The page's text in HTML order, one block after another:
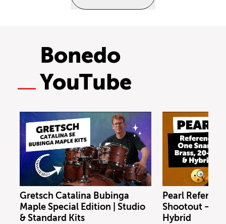
Bonedo
YouTube
Gretsch Catalina Bubinga
Maple Special Edition | Studio
& Standard Kits
Pearl
Shootout –
Hybrid